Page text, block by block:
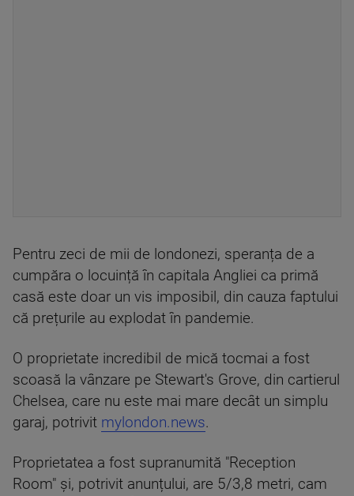
Pentru zeci de mii de londonezi, speranța de a
cumpăra o locuință în capitala Angliei ca primă
casă este doar un vis imposibil, din cauza faptului
că prețurile au explodat în pandemie.
O proprietate incredibil de mică tocmai a fost
scoasă la vânzare pe Stewart's Grove, din cartierul
Chelsea, care nu este mai mare decât un simplu
garaj, potrivit mylondon.news.
Proprietatea a fost supranumită "Reception
Room" și, potrivit anunțului, are 5/3,8 metri, cam